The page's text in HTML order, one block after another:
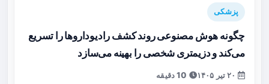
پزشکی
چگونه هوش مصنوعی روند کشف رادیوداروها را تسریع
می‌کند و دزیمتری شخصی را بهینه می‌سازد